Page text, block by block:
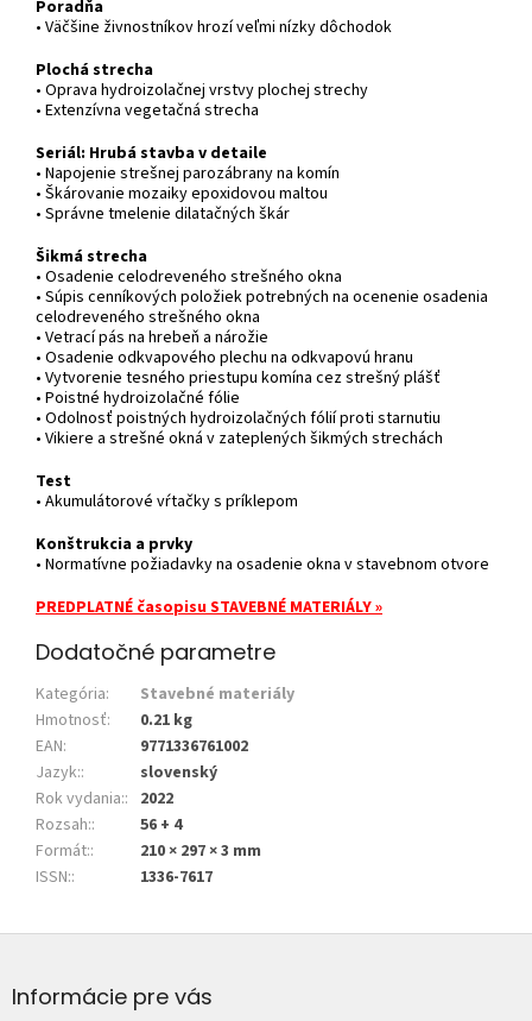
Poradňa
• Väčšine živnostníkov hrozí veľmi nízky dôchodok
Plochá strecha
• Oprava hydroizolačnej vrstvy plochej strechy
• Extenzívna vegetačná strecha
Seriál: Hrubá stavba v detaile
• Napojenie strešnej parozábrany na komín
• Škárovanie mozaiky epoxidovou maltou
• Správne tmelenie dilatačných škár
Šikmá strecha
• Osadenie celodreveného strešného okna
• Súpis cenníkových položiek potrebných na ocenenie osadenia
celodreveného strešného okna
• Vetrací pás na hrebeň a nárožie
• Osadenie odkvapového plechu na odkvapovú hranu
• Vytvorenie tesného priestupu komína cez strešný plášť
• Poistné hydroizolačné fólie
• Odolnosť poistných hydroizolačných fólií proti starnutiu
• Vikiere a strešné okná v zateplených šikmých strechách
Test
• Akumulátorové vŕtačky s príklepom
Konštrukcia a prvky
• Normatívne požiadavky na osadenie okna v stavebnom otvore
PREDPLATNÉ časopisu STAVEBNÉ MATERIÁLY »
Dodatočné parametre
Kategória:
Stavebné materiály
Hmotnosť:
0.21 kg
EAN:
9771336761002
Jazyk::
slovenský
Rok vydania:: 2022
Rozsah::
56 + 4
Formát::
210 × 297 × 3 mm
ISSN:: 1336-7617
pInformácie pre vás